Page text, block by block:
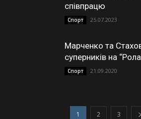
співпрацю
Спорт 25.07.2023
Марченко та
суперників на
Спорт 21.09.2020
1 2 3